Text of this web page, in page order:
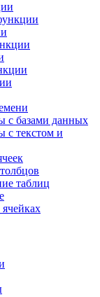
с базами данных
с текстом и
таблиц